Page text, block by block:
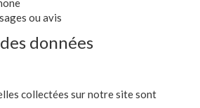
ou avis
données
collectées sur notre site sont